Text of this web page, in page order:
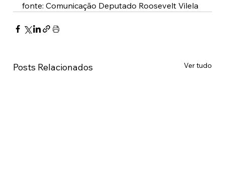
fonte: Comunicação Deputado Roosevelt Vilela
Posts Relacionados Ver tudo